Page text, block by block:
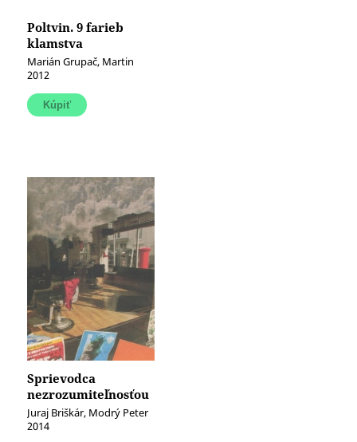
Poltvin. 9 farieb
klamstva
Marián Grupač, Martin
2012
Sprievodca
nezrozumiteľnosťou
Juraj Briškár, Modrý Peter
2014